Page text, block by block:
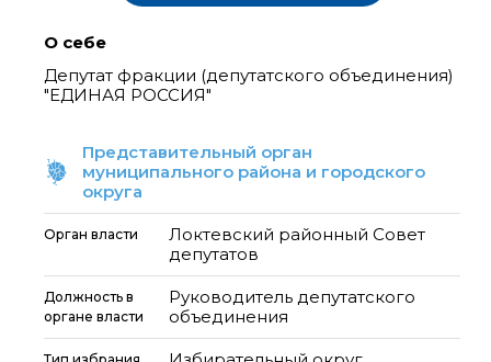
О себе
Депутат фракции (депутатского объединения)
"ЕДИНАЯ РОССИЯ"
Представительный орган
муниципального района и городского
округа
Орган власти
Локтевский районный Совет
депутатов
Должность в
органе власти
Руководитель депутатского
объединения